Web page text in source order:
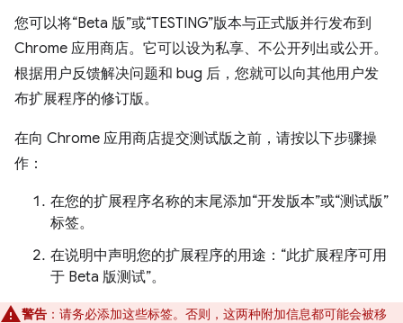
您可以将“Beta 版”或“TESTING”版本与正式版并行发布到
Chrome 应用商店。它可以设为私享、不公开列出或公开。
根据用户反馈解决问题和 bug 后，您就可以向其他用户发
布扩展程序的修订版。
在向 Chrome 应用商店提交测试版之前，请按以下步骤操
作：
在您的扩展程序名称的末尾添加“开发版本”或“测试版”
标签。
在说明中声明您的扩展程序的用途：“此扩展程序可用
于 Beta 版测试”。
警告 ：请务必添加这些标签。否则，这两种附加信息都可能会被移